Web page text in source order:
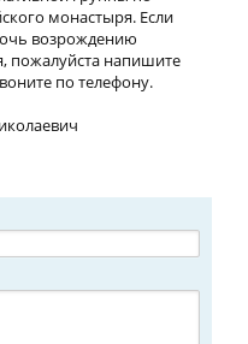
монастыря. Если
возрождению
пожалуйста напишите
по телефону.